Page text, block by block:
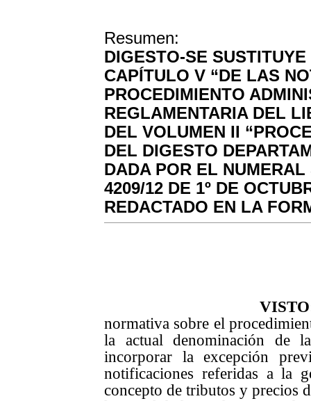
Resumen:
DIGESTO-SE
CAPÍTULO V “DE LAS
PROCEDIMIENTO
REGLAMENTARIA DEL
DEL VOLUMEN II
DEL DIGESTO
DADA POR EL
4209/12 DE 1º DE
REDACTADO EN LA
normativa sobre el
la actual denominación de
incorporar la excepción
notificaciones referidas a la
concepto de tributos y precios